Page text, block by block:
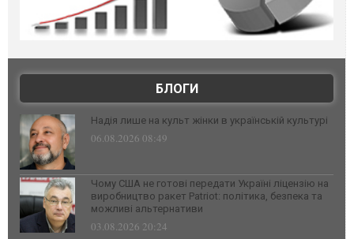
БЛОГИ
Надія лише на культ жінки в українській культурі
06.08.2026 08:49
Чому США не готові передати Україні ліцензію на
виробництво ракет Patriot: політика, безпека та
можливі альтернативи
03.08.2026 20:24